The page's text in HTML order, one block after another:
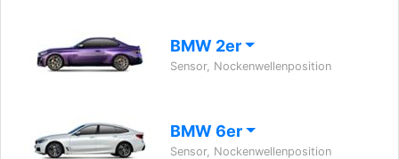
BMW 2er
Sensor, Nockenwellenposition
BMW 6er
Sensor, Nockenwellenposition